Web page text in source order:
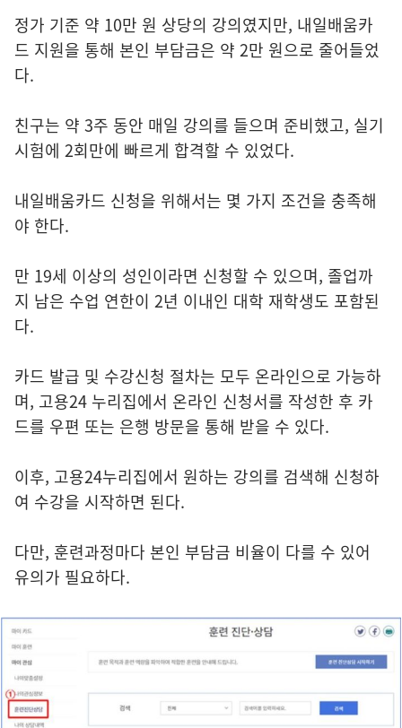
정가 기준 약 10만 원 상당의 강의였지만, 내일배움카
드 지원을 통해 본인 부담금은 약 2만 원으로 줄어들었
다.
친구는 약 3주 동안 매일 강의를 들으며 준비했고, 실기
시험에 2회만에 빠르게 합격할 수 있었다.
내일배움카드 신청을 위해서는 몇 가지 조건을 충족해
야 한다.
만 19세 이상의 성인이라면 신청할 수 있으며, 졸업까
지 남은 수업 연한이 2년 이내인 대학 재학생도 포함된
다.
카드 발급 및 수강신청 절차는 모두 온라인으로 가능하
며, 고용24 누리집에서 온라인 신청서를 작성한 후 카
드를 우편 또는 은행 방문을 통해 받을 수 있다.
이후, 고용24누리집에서 원하는 강의를 검색해 신청하
여 수강을 시작하면 된다.
다만, 훈련과정마다 본인 부담금 비율이 다를 수 있어
유의가 필요하다.